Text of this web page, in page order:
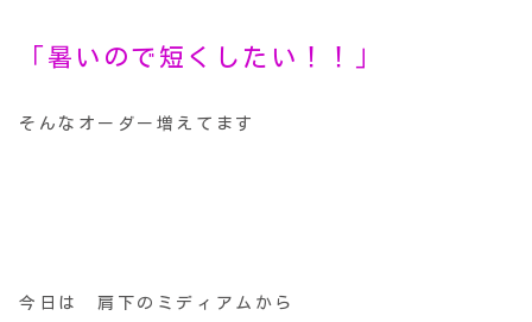
「暑いので短くしたい！！」
そんなオーダー増えてます
今日は 肩下のミディアムから